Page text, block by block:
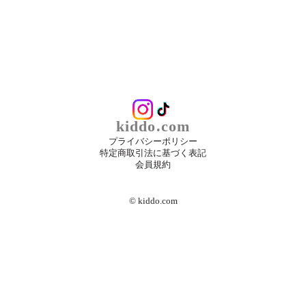
kiddo.com
プライバシーポリシー
特定商取引法に基づく表記
会員規約
©︎ kiddo.com